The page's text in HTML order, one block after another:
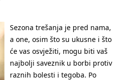
Sezona trešanja je pred nama,
a one, osim što su ukusne i što
će vas osvježiti, mogu biti vaš
najbolji saveznik u borbi protiv
raznih bolesti i tegoba. Po